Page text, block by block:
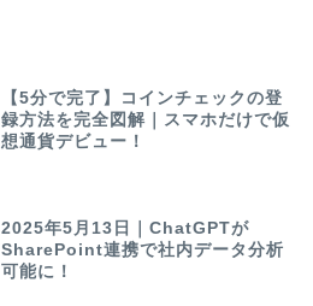
【5分で完了】コインチェックの登
録方法を完全図解｜スマホだけで仮
想通貨デビュー！
2025年5月13日｜ChatGPTが
SharePoint連携で社内データ分析
可能に！